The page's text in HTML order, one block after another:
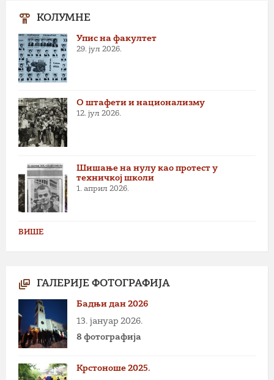
КОЛУМНЕ
Упис на факултет
29. јул 2026.
О штафети и национализму
12. јул 2026.
Шишање на нулу као протест у
техничкој школи
1. април 2026.
ВИШЕ
ГАЛЕРИЈЕ ФОТОГРАФИЈА
Бадњи дан 2026
13. јануар 2026.
8 фотографија
Крстоноше 2025.